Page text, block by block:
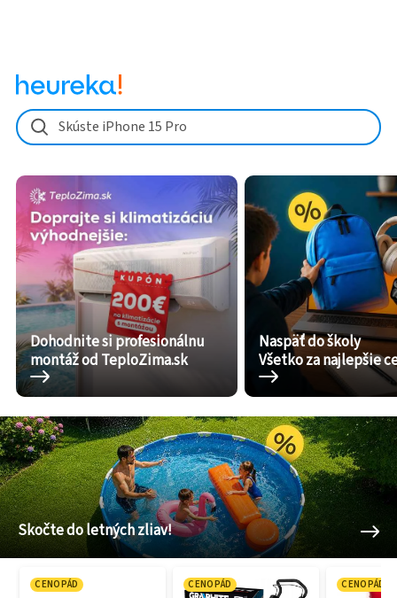
Skúste iPhone 15 Pro
Dohodnite si profesionálnu
montáž od TeploZima.sk
Naspäť do školy
Všetko za najlepšie
Skočte do letných zliav!
CENOPÁD CENOPÁD CENOPÁD